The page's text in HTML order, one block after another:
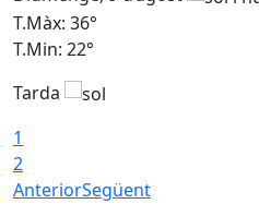
T.Màx: 36°
T.Min: 22°
Tarda
1
2
AnteriorSegüent